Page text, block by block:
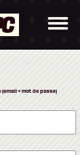
+ mot de passe)